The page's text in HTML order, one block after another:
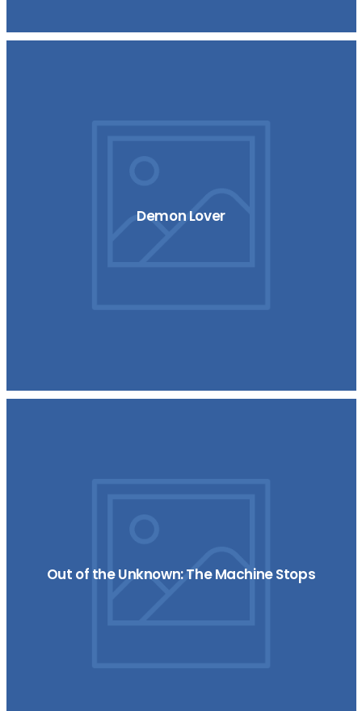
Demon Lover
Out of the Unknown: The Machine Stops